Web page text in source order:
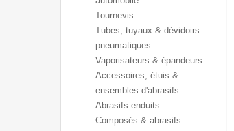
Tournevis
Tubes, tuyaux & dévidoirs
pneumatiques
Vaporisateurs & épandeurs
Accessoires, étuis &
ensembles d'abrasifs
Abrasifs enduits
Composés & abrasifs